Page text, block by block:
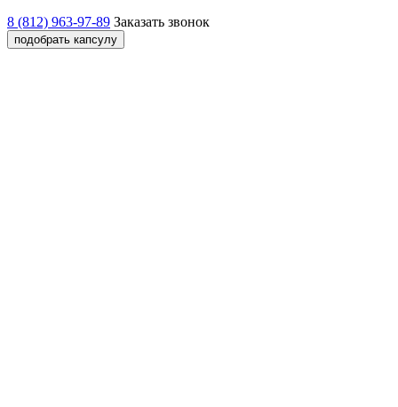
8 (812) 963-97-89 Заказать звонок
подобрать капсулу